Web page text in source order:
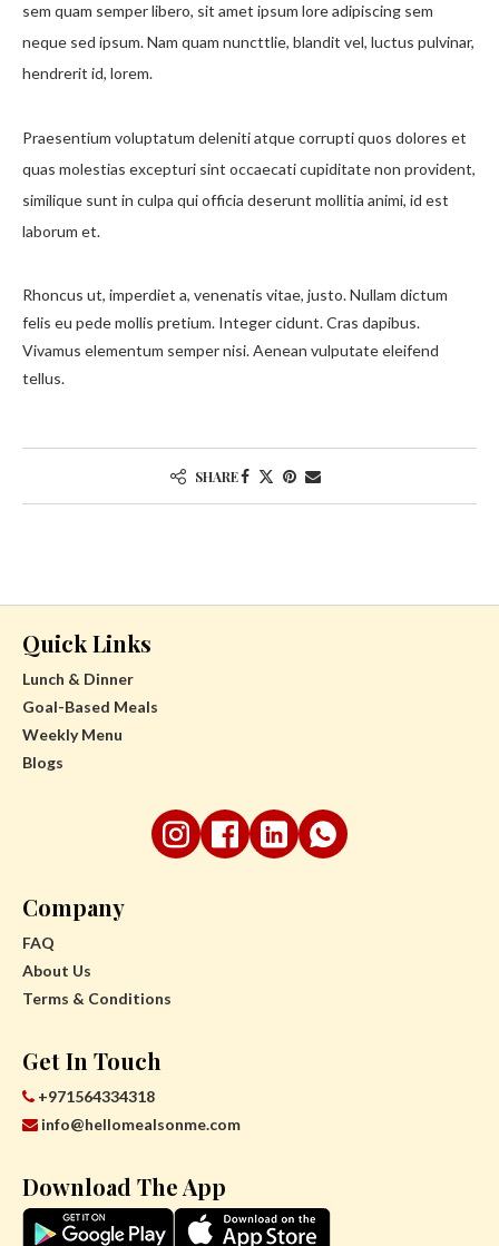
sem quam semper libero, sit amet ipsum lore adipiscing sem
neque sed ipsum. Nam quam nuncttlie, blandit vel, luctus pulvinar,
hendrerit id, lorem.
Praesentium voluptatum deleniti atque corrupti quos dolores et
quas molestias excepturi sint occaecati cupiditate non provident,
similique sunt in culpa qui officia deserunt mollitia animi, id est
laborum et.
Rhoncus ut, imperdiet a, venenatis vitae, justo. Nullam dictum
felis eu pede mollis pretium. Integer cidunt. Cras dapibus.
Vivamus elementum semper nisi. Aenean vulputate eleifend
tellus.
SHARE
Quick Links
Lunch & Dinner
Goal-Based Meals
Weekly Menu
Blogs
Company
FAQ
About Us
Terms & Conditions
Get In Touch
+971564334318
info@hellomealsonme.com
Download The App